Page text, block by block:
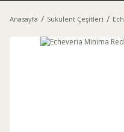
Anasayfa Sukulent Çeşitleri